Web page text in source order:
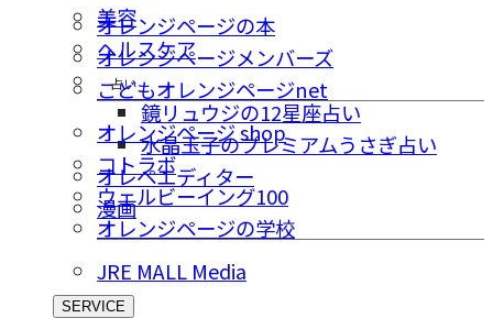
美容
ヘルスケア
占い
鏡リュウジの12星座占い
水晶玉子のプレミアムうさぎ占い
オレペエディター
漫画
オレンジページの本
オレンジページメンバーズ
こどもオレンジページnet
オレンジページ shop
コトラボ
ウェルビーイング100
オレンジページの学校
JRE MALL Media
SERVICE